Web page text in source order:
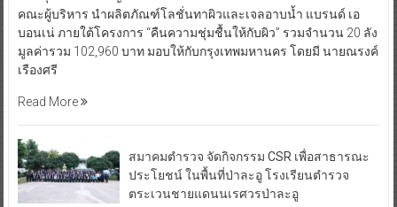
คณะผู้บริหาร นำผลิตภัณฑ์โลชั่นทาผิวและเจลอาบน้ำ แบรนด์ เอ
บอนเน่ ภายใต้โครงการ “คืนความชุ่มชื้นให้กับผิว” รวมจำนวน 20 ลัง
มูลค่ารวม 102,960 บาท มอบให้กับกรุงเทพมหานคร โดยมี นายณรงค์
เรืองศรี
Read More
สมาคมตำรวจ จัดกิจกรรม CSR เพื่อสาธารณะ
ประโยชน์ ในพื้นที่ป่าละอู โรงเรียนตำรวจ
ตระเวนชายแดนนเรศวรป่าละอู